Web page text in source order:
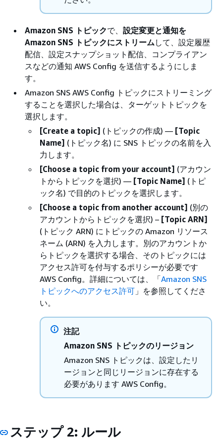
Amazon SNS トピックで、 設定変更と通知を
Amazon SNS トピックにストリーム して、設定履歴
配信、設定スナップショット配信、コンプライアン
スなどの通知 AWS Config を送信するようにしま
す。
Amazon SNS AWS Config トピックにストリーミング
することを選択した場合は、ターゲットトピックを
選択します。
[Create a topic] (トピックの作成) — [Topic
Name] (トピック名) に SNS トピックの名前を入
力します。
[Choose a topic from your account] (アカウン
トからトピックを選択) — [Topic Name] (トピ
ック名) で目的のトピックを選択します。
[Choose a topic from another account] (別の
アカウントからトピックを選択) – [Topic ARN]
(トピック ARN) にトピックの Amazon リソース
ネーム (ARN) を入力します。別のアカウントか
らトピックを選択する場合、そのトピックには
アクセス許可を付与するポリシーが必要です
AWS Config。詳細については、「Amazon SNS
トピックへのアクセス許可 」を参照してくださ
い。
注記
Amazon SNS トピックのリージョン
Amazon SNS トピックは、設定したリ
ージョンと同じリージョンに存在する
必要があります AWS Config。
ステップ 2: ルール